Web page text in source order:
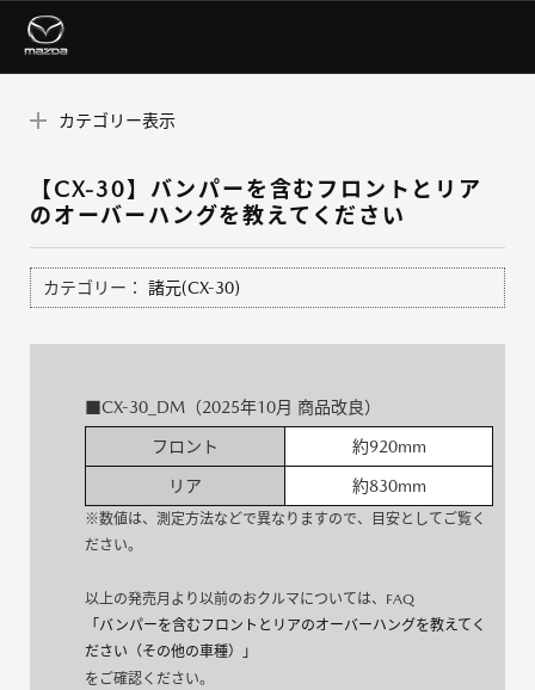
カテゴリー表示
【CX-30】バンパーを含むフロントとリア
のオーバーハングを教えてください
カテゴリー： 諸元(CX-30)
■CX-30_DM（2025年10月 商品改良）
フロント 約920mm
リア 約830mm
※数値は、測定方法などで異なりますので、目安としてご覧く
ださい。
以上の発売月より以前のおクルマについては、FAQ
「バンパーを含むフロントとリアのオーバーハングを教えてく
ださい（その他の車種）」
をご確認ください。